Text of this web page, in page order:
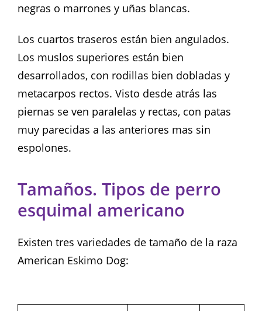
negras o marrones y uñas blancas.
Los cuartos traseros están bien angulados.
Los muslos superiores están bien
desarrollados, con rodillas bien dobladas y
metacarpos rectos. Visto desde atrás las
piernas se ven paralelas y rectas, con patas
muy parecidas a las anteriores mas sin
espolones.
Tamaños. Tipos de perro
esquimal americano
Existen tres variedades de tamaño de la raza
American Eskimo Dog: